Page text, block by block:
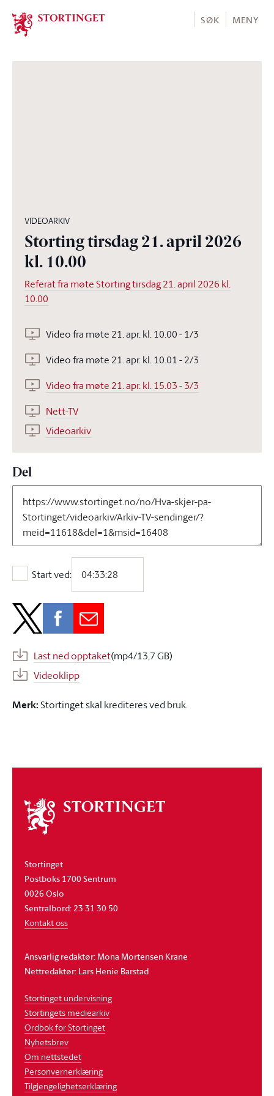
Stortinget.no
SØK MENY
VIDEOARKIV
Storting tirsdag 21. april 2026
kl. 10.00
Referat fra møte Storting tirsdag 21. april 2026 kl.
10.00
Video fra møte 21. apr. kl. 10.00 - 1/3
Video fra møte 21. apr. kl. 10.01 - 2/3
Video fra møte 21. apr. kl. 15.03 - 3/3
Nett-TV
Videoarkiv
Del
Start ved:
Start ved:
Last ned opptaket(mp4/13,7 GB)
Videoklipp
Merk:Stortinget skal krediteres ved bruk.
Om
stortinget
Stortinget
Postboks 1700 Sentrum
0026 Oslo
Sentralbord: 23 31 30 50
Kontakt oss
Ansvarlig redaktør: Mona Mortensen Krane
Nettredaktør: Lars Henie Barstad
Stortinget undervisning
Stortingets mediearkiv
Ordbok for Stortinget
Nyhetsbrev
Om nettstedet
Personvernerklæring
Tilgjengelighetserklæring